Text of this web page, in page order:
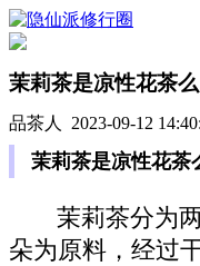
茉莉茶是凉性花茶么
品茶人 2023-09-12
茉莉茶是凉性花茶
茉莉茶分为
朵为原料，经过